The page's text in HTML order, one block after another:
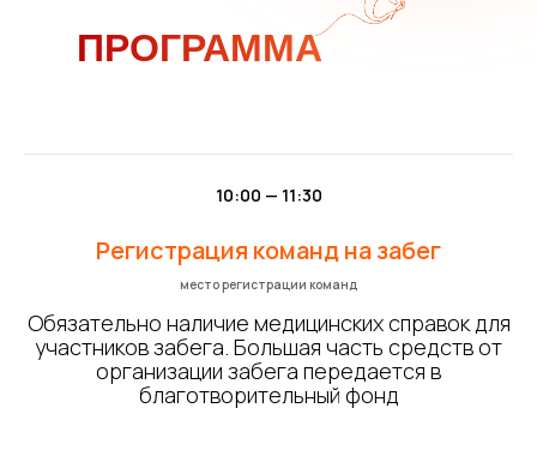
ПРОГРАММА
10:00 — 11:30
Регистрация команд на забег
место регистрации команд
Обязательно наличие медицинских справок для
участников забега. Большая часть средств от
организации забега передается в
благотворительный фонд